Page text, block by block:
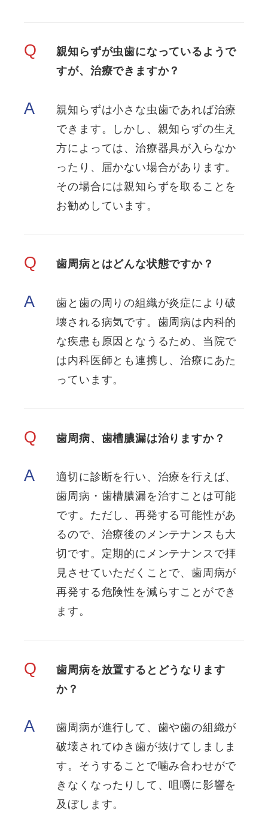
Q
親知らずが虫歯になっているようで
すが、治療できますか？
A
親知らずは小さな虫歯であれば治療
できます。しかし、親知らずの生え
方によっては、治療器具が入らなか
ったり、届かない場合があります。
その場合には親知らずを取ることを
お勧めしています。
Q 歯周病とはどんな状態ですか？
A
歯と歯の周りの組織が炎症により破
壊される病気です。歯周病は内科的
な疾患も原因となうるため、当院で
は内科医師とも連携し、治療にあた
っています。
Q 歯周病、歯槽膿漏は治りますか？
A
適切に診断を行い、治療を行えば、
歯周病・歯槽膿漏を治すことは可能
です。ただし、再発する可能性があ
るので、治療後のメンテナンスも大
切です。定期的にメンテナンスで拝
見させていただくことで、歯周病が
再発する危険性を減らすことができ
ます。
Q
歯周病を放置するとどうなります
か？
A
歯周病が進行して、歯や歯の組織が
破壊されてゆき歯が抜けてしましま
す。そうすることで噛み合わせがで
きなくなったりして、咀嚼に影響を
及ぼします。